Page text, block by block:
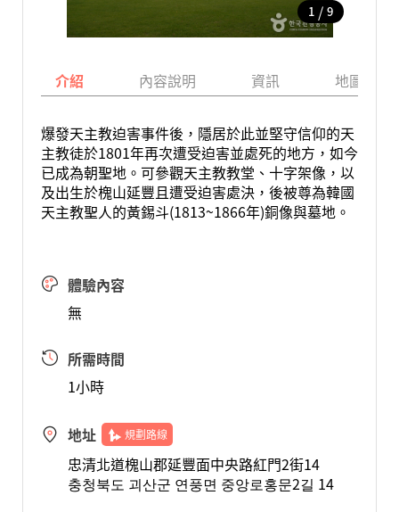
1 / 9
介紹 內容說明 資訊 地圖
爆發天主教迫害事件後，隱居於此並堅守信仰的天
主教徒於1801年再次遭受迫害並處死的地方，如今
已成為朝聖地。可參觀天主教教堂、十字架像，以
及出生於槐山延豐且遭受迫害處決，後被尊為韓國
天主教聖人的黃錫斗(1813~1866年)銅像與墓地。
體驗內容
無
所需時間
1小時
地址 規劃路線
忠清北道槐山郡延豐面中央路紅門2街14
충청북도 괴산군 연풍면 중앙로홍문2길 14